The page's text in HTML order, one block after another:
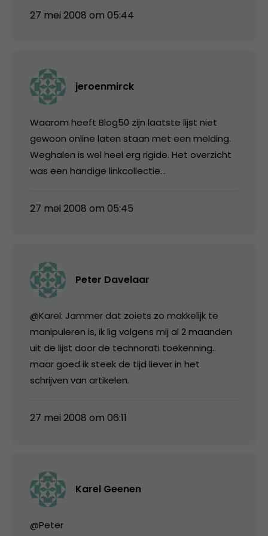
27 mei 2008 om 05:44
jeroenmirck
Waarom heeft Blog50 zijn laatste lijst niet
gewoon online laten staan met een melding.
Weghalen is wel heel erg rigide. Het overzicht
was een handige linkcollectie…
27 mei 2008 om 05:45
Peter Davelaar
@Karel: Jammer dat zoiets zo makkelijk te
manipuleren is, ik lig volgens mij al 2 maanden
uit de lijst door de technorati toekenning..
maar goed ik steek de tijd liever in het
schrijven van artikelen.
27 mei 2008 om 06:11
Karel Geenen
@Peter